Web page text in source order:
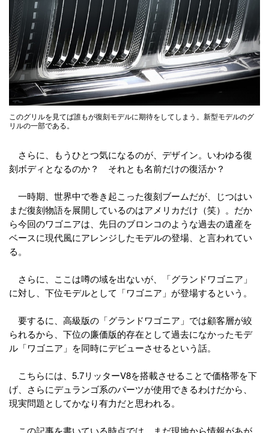
このグリルを見てば誰もが復刻モデルに期待をしてしまう。新型モデルのグ
リルの一部である。
さらに、もうひとつ気になるのが、デザイン。いわゆる復
刻ボディとなるのか？ それとも名前だけの復活か？
一時期、世界中で巻き起こった復刻ブームだが、じつはい
まだ復刻物語を展開しているのはアメリカだけ（笑）。だか
ら今回のワゴニアは、先日のブロンコのような過去の遺産を
ベースに現代風にアレンジしたモデルの登場、と言われてい
る。
さらに、ここは噂の域を出ないが、「グランドワゴニア」
に対し、下位モデルとして「ワゴニア」が登場するという。
要するに、高級版の「グランドワゴニア」では顧客層が絞
られるから、下位の廉価版的存在として過去になかったモデ
ル「ワゴニア」を同時にデビューさせるという話。
こちらには、5.7リッターV8を搭載させることで価格帯を下
げ、さらにデュランゴ系のパーツが使用できるわけだから、
現実問題としてかなり有力だと思われる。
この記事を書いている時点では、まだ現地から情報があが